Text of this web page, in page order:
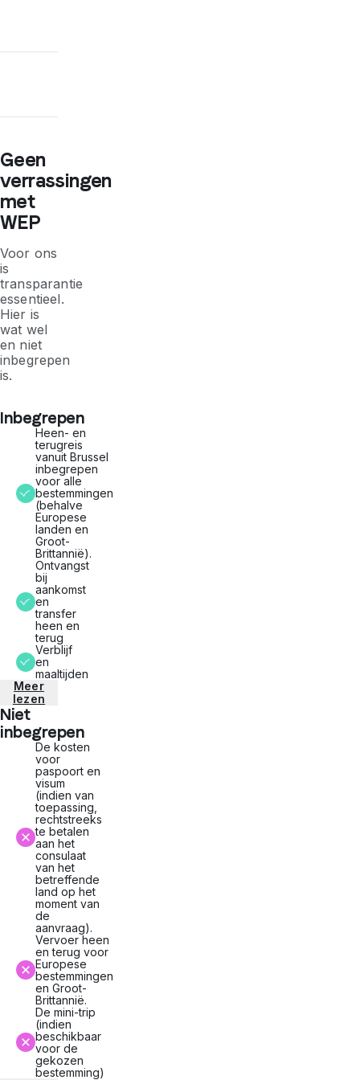
Geen
verrassingen
met
WEP
Voor ons
is
transparantie
essentieel.
Hier is
wat wel
en niet
inbegrepen
is.
Inbegrepen
Heen- en
terugreis
vanuit Brussel
inbegrepen
voor alle
bestemmingen
(behalve
Europese
landen en
Groot-
Brittannië).
Ontvangst
bij
aankomst
en
transfer
heen en
terug
Verblijf
en
maaltijden
Meer
lezen
Niet
inbegrepen
De kosten
voor
paspoort en
visum
(indien van
toepassing,
rechtstreeks
te betalen
aan het
consulaat
van het
betreffende
land op het
moment van
de
aanvraag).
Vervoer heen
en terug voor
Europese
bestemmingen
en Groot-
Brittannië.
De mini-trip
(indien
beschikbaar
voor de
gekozen
bestemming)